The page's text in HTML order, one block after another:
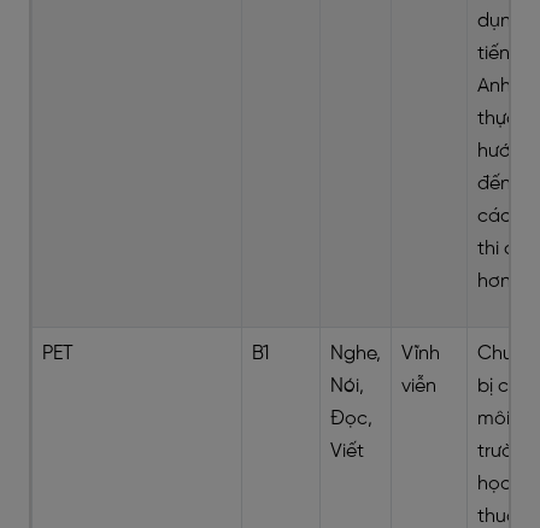
dụng
tiếng
Anh
thực
hướng
đến
các kỳ
thi cao
hơn
PET B1
Nghe,
Nói,
Đọc,
Viết
Vĩnh
viễn
Chuẩn
bị cho
môi
trường
học
thuật